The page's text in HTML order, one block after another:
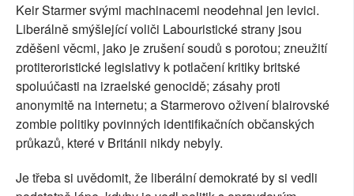
Keir Starmer svými machinacemi neodehnal jen levici.
Liberálně smýšlející voliči Labouristické strany jsou
zděšeni věcmi, jako je zrušení soudů s porotou; zneužití
protiteroristické legislativy k potlačení kritiky britské
spoluúčasti na izraelské genocidě; zásahy proti
anonymitě na internetu; a Starmerovo oživení blairovské
zombie politiky povinných identifikačních občanských
průkazů, které v Británii nikdy nebyly.
Je třeba si uvědomit, že liberální demokraté by si vedli